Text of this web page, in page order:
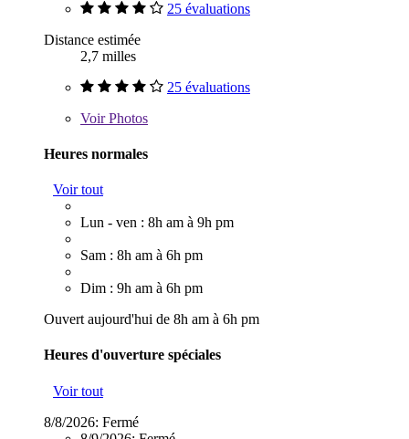
25 évaluations
Distance estimée
2,7 milles
25 évaluations
VoirPhotos
Heures normales
Voir tout
Lun - ven : 8h am à 9h pm
Sam : 8h am à 6h pm
Dim : 9h am à 6h pm
Ouvert aujourd'hui de 8h am à 6h pm
Heures d'ouverture spéciales
Voir tout
8/8/2026: Fermé